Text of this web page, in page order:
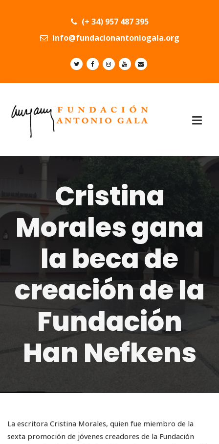
(+ 34) 957 487 395
info@fundacionantoniogala.org
Cristina
Morales gana
la beca de
creación de la
Fundación
Han Nefkens
La escritora Cristina Morales, quien fue miembro de la
sexta promoción de jóvenes creadores de la Fundación